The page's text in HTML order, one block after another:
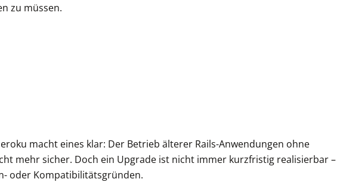
zu müssen.
macht eines klar: Der Betrieb älterer Rails-Anwendungen ohne
mehr sicher. Doch ein Upgrade ist nicht immer kurzfristig realisierbar –
oder Kompatibilitätsgründen.